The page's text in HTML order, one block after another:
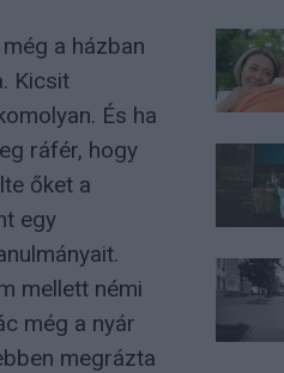
a házban
Kicsit
És ha
ráfér, hogy
őket a
egy
mellett némi
még a nyár
megrázta